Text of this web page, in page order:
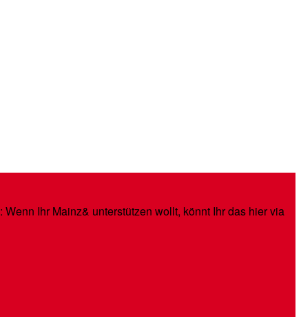
Ihr Mainz& unterstützen wollt, könnt Ihr das hier via